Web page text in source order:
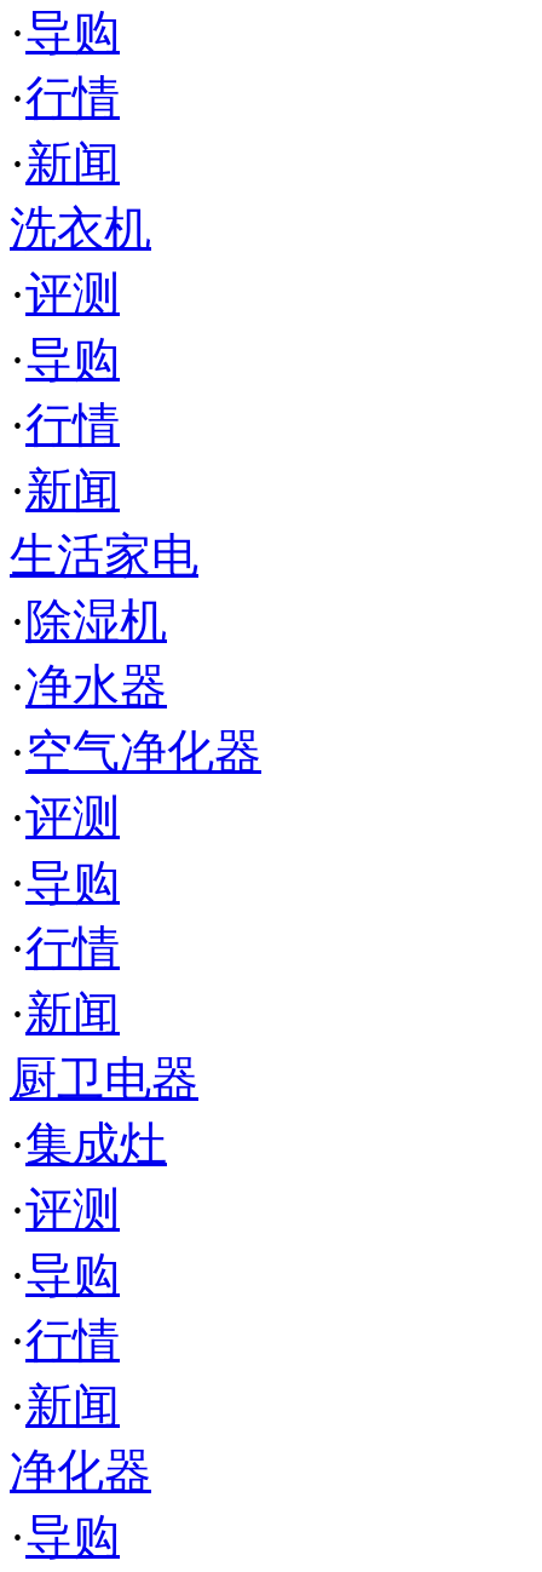
·导购
·行情
·新闻
洗衣机
·评测
·导购
·行情
·新闻
生活家电
·除湿机
·净水器
·空气净化器
·评测
·导购
·行情
·新闻
厨卫电器
·集成灶
·评测
·导购
·行情
·新闻
净化器
·导购